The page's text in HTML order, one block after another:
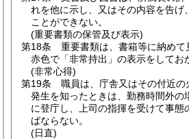
れを他に示し、又はその内容を告げ
ことができない。
(重要書類の保管及び表示)
第18条
重要書類は、書箱等に納めて
赤色で「非常持出」の表示をしてお
(非常心得)
第19条
職員は、庁舎又はその付近
発生を知ったときは、勤務時間外の
に登庁し、上司の指揮を受けて事態
ばならない。
(日直)